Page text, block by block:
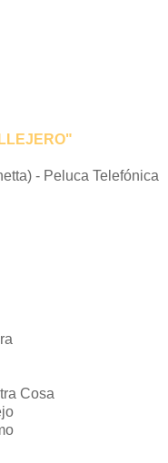
- Peluca Telefónica
Cosa